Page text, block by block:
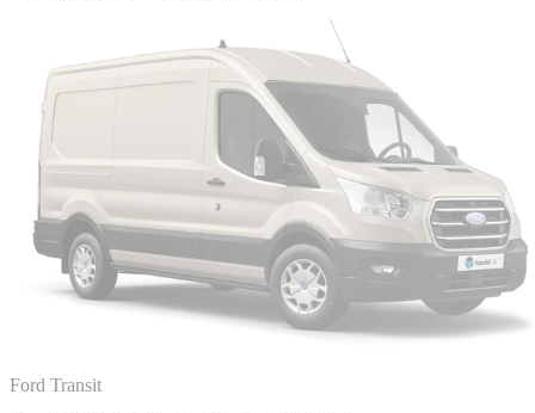
Ford Transit